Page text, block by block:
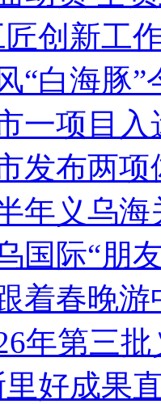
匠创新工
“白海豚
一项目
发布两
半年义乌
国际“朋
跟着春晚
年第三
里好成果